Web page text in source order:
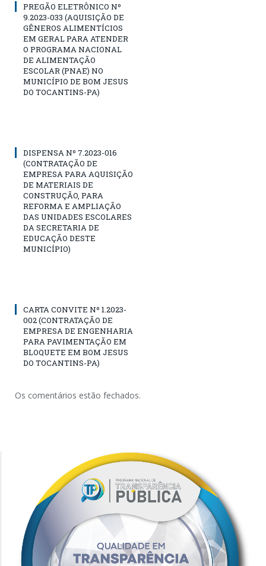
PREGÃO ELETRÔNICO Nº
9.2023-033 (AQUISIÇÃO DE
GÊNEROS ALIMENTÍCIOS
EM GERAL PARA ATENDER
O PROGRAMA NACIONAL
DE ALIMENTAÇÃO
ESCOLAR (PNAE) NO
MUNICÍPIO DE BOM JESUS
DO TOCANTINS-PA)
DISPENSA Nº 7.2023-016
(CONTRATAÇÃO DE
EMPRESA PARA AQUISIÇÃO
DE MATERIAIS DE
CONSTRUÇÃO, PARA
REFORMA E AMPLIAÇÃO
DAS UNIDADES ESCOLARES
DA SECRETARIA DE
EDUCAÇÃO DESTE
MUNICÍPIO)
CARTA CONVITE Nº 1.2023-
002 (CONTRATAÇÃO DE
EMPRESA DE ENGENHARIA
PARA PAVIMENTAÇÃO EM
BLOQUETE EM BOM JESUS
DO TOCANTINS-PA)
Os comentários estão fechados.